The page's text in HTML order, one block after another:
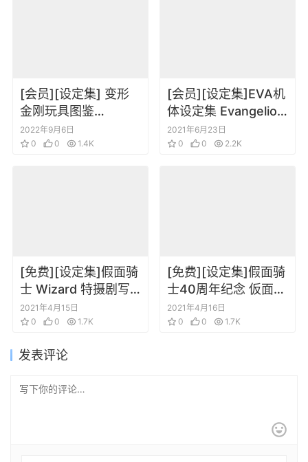
[会员][设定集] 变形
金刚玩具图鉴
Cybertronian
Transformers Field
2022年9月6日
0
0 1.4K
[会员][设定集]EVA机
体设定集 Evangelion
Anima – Visual Book
2021年6月23日
0
0 2.2K
[免费][设定集]假面骑
士 Wizard 特摄剧写
真集设定图资料画集
2021年4月15日
0
0 1.7K
[免费][设定集]假面骑
士40周年纪念 仮面ラ
イダー年代记
2021年4月16日
0
0 1.7K
发表评论